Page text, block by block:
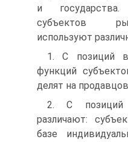
и
субъектов
используют
1. С позиций
функций
делят на
2. С позиций
различают:
базе